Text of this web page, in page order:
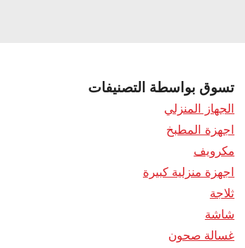
تسوق بواسطة التصنيفات
الجهاز المنزلي
اجهزة المطبخ
مكرويف
اجهزة منزلية كبيرة
ثلاجة
شاشة
غسالة صحون